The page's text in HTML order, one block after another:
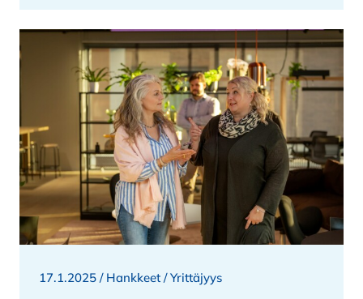
17.1.2025 / Hankkeet /Yrittäjyys